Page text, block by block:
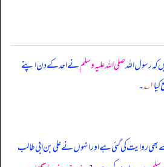
کہرسول اللہصلی اللہ علیہ وسلمنے احد کے دن اپنے
۱؎ ۔
بھی روایت کی گئی ہے اور انہوں نے علی بن ابی طالب